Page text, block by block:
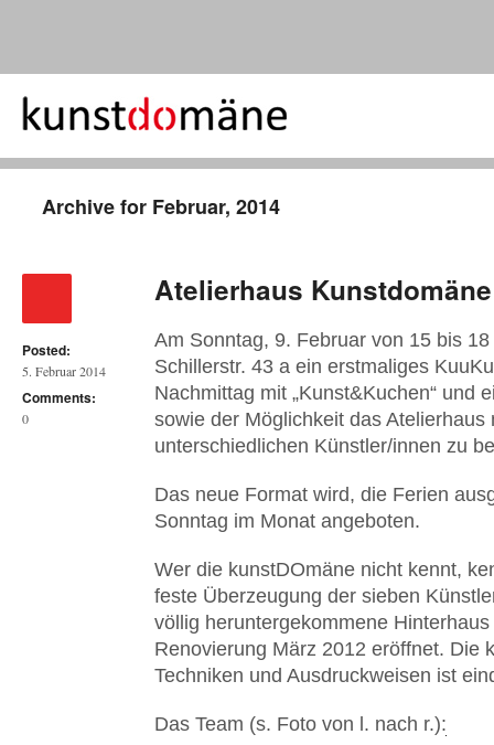
Archive for Februar, 2014
Posted:
5. Februar 2014
Comments:
0
Atelierhaus
Am Sonntag, 9. Februar von 15 bis
Schillerstr. 43 a ein erstmaliges
Nachmittag mit „Kunst&Kuchen“ und
sowie der Möglichkeit das Atelierhaus
unterschiedlichen Künstler/innen zu
Das neue Format wird, die Ferien
Sonntag im Monat angeboten.
Wer die kunstDOmäne nicht kennt,
feste Überzeugung der sieben
völlig heruntergekommene
Renovierung März 2012 eröffnet. Die
Techniken und Ausdruckweisen ist
Das Team (s. Foto von l. nach r.):